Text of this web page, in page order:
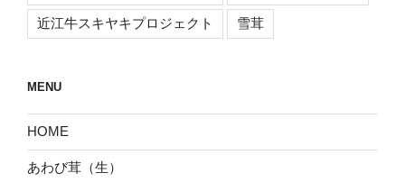
近江牛スキヤキプロジェクト 雪茸
MENU
HOME
あわび茸（生）